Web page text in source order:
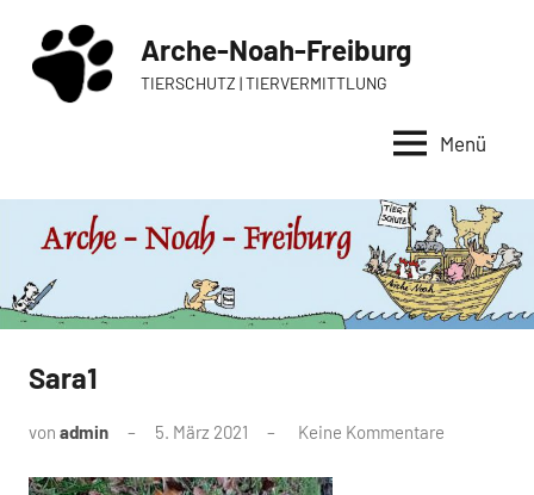
Inhalt
springen
Arche-Noah-Freiburg
TIERSCHUTZ | TIERVERMITTLUNG
Menü
Sara1
von admin 5. März 2021 Keine Kommentare